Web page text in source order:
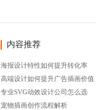
内容推荐
海报设计特性如何提升转化率
高端设计如何提升广告插画价值
专业SVG动效设计公司怎么选
宠物插画创作流程解析